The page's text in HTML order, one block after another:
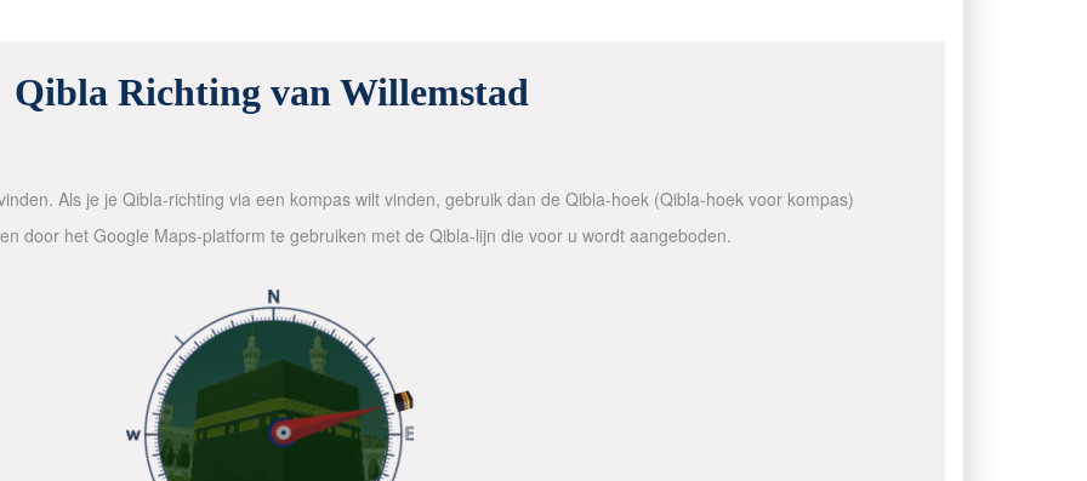
Qibla Richting van Willemstad
Als je je Qibla-richting via een kompas wilt vinden, gebruik dan de Qibla-hoek (Qibla-hoek voor kompas)
door het Google Maps-platform te gebruiken met de Qibla-lijn die voor u wordt aangeboden.